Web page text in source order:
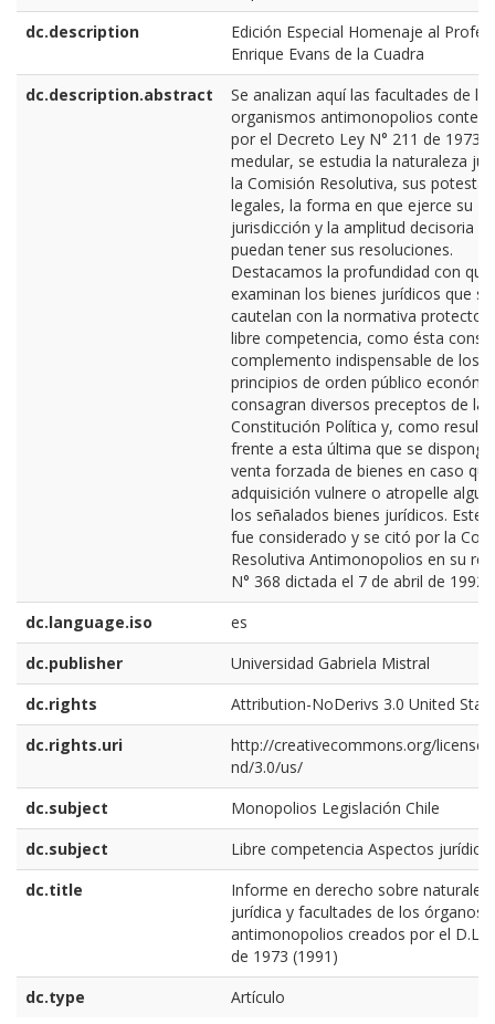
dc.description
Edición Especial Homenaje al
Enrique Evans de la Cuadra
dc.description.abstract
Se analizan aquí las facultades de los
organismos antimonopolios
por el Decreto Ley N° 211 de 1973.
medular, se estudia la naturaleza
la Comisión Resolutiva, sus
legales, la forma en que ejerce su
jurisdicción y la amplitud decisoria
puedan tener sus resoluciones.
Destacamos la profundidad con que
examinan los bienes jurídicos que se
cautelan con la normativa
libre competencia, como ésta
complemento indispensable de los
principios de orden público
consagran diversos preceptos de la
Constitución Política y, como
frente a esta última que se
venta forzada de bienes en caso
adquisición vulnere o atropelle
los señalados bienes jurídicos. Este
fue considerado y se citó por la
Resolutiva Antimonopolios en su
N° 368 dictada el 7 de abril de 1992.
dc.language.iso
es
dc.publisher
Universidad Gabriela Mistral
dc.rights
Attribution-NoDerivs 3.0 United
dc.rights.uri
http://creativecommons.org/
nd/3.0/us/
dc.subject
Monopolios Legislación Chile
dc.subject
Libre competencia Aspectos
dc.title
Informe en derecho sobre
jurídica y facultades de los órganos
antimonopolios creados por el D.L.
de 1973 (1991)
dc.type
Artículo